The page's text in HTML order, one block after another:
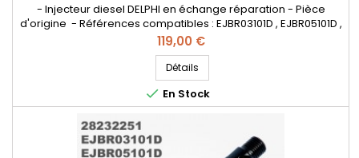
- Injecteur diesel DELPHI en échange réparation - Pièce
d'origine - Références compatibles : EJBR03101D , EJBR05101D ,
EJBR05102D , 28232251 , 8200421359 , 8200815416 , 166001137R ,
8200421897 , H8200421897 8200676774 , 7711497343
, 8200421359 , 8200815416 , 166001137R , 8200421897 ,
H8200421897 , 8200676774 , 7711497343 - Pour motorisation
Renault...
Prix
119,00 €
Détails
 En Stock